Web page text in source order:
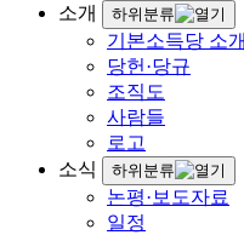
소개 하위분류
기본소득당 소개
당헌·당규
조직도
사람들
로고
소식
하위분류
논평·보도자료
일정